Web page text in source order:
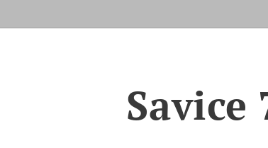
Savice